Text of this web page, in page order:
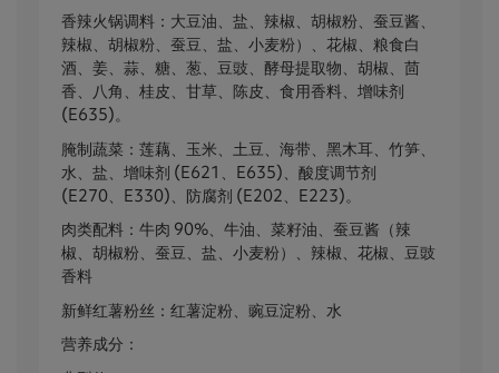
香辣火锅调料：大豆油、盐、辣椒、胡椒粉、蚕豆酱、
辣椒、胡椒粉、蚕豆、盐、小麦粉）、花椒、粮食白
酒、姜、蒜、糖、葱、豆豉、酵母提取物、胡椒、茴
香、八角、桂皮、甘草、陈皮、食用香料、增味剂
(E635)。
腌制蔬菜：莲藕、玉米、土豆、海带、黑木耳、竹笋、
水、盐、增味剂 (E621、E635)、酸度调节剂
(E270、E330)、防腐剂 (E202、E223)。
肉类配料：牛肉 90%、牛油、菜籽油、蚕豆酱（辣
椒、胡椒粉、蚕豆、盐、小麦粉）、辣椒、花椒、豆豉
香料
新鲜红薯粉丝：红薯淀粉、豌豆淀粉、水
营养成分：